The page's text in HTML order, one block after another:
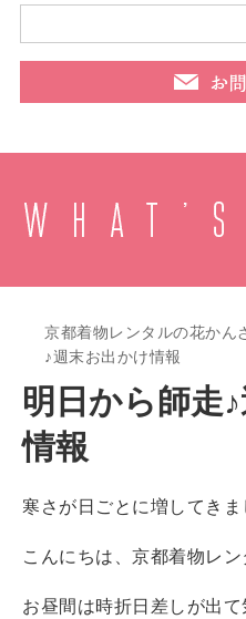
京都着物レンタルの花かん
♪週末お出かけ情報
明日から師走
情報
寒さが日ごとに増してきま
こんにちは、京都着物レン
お昼間は時折日差しが出て